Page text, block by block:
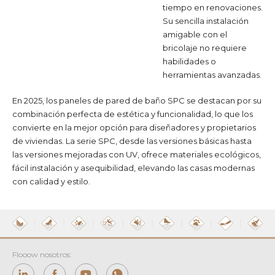
tiempo en renovaciones.
Su sencilla instalación
amigable con el
bricolaje no requiere
habilidades o
herramientas avanzadas.
En 2025, los paneles de pared de baño SPC se destacan por su
combinación perfecta de estética y funcionalidad, lo que los
convierte en la mejor opción para diseñadores y propietarios
de viviendas. La serie SPC, desde las versiones básicas hasta
las versiones mejoradas con UV, ofrece materiales ecológicos,
fácil instalación y asequibilidad, elevando las casas modernas
con calidad y estilo.
Flooow nosotros: